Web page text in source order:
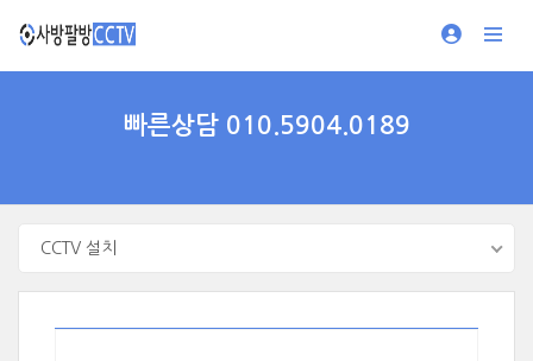
빠른상담 010.5904.0189
CCTV 설치